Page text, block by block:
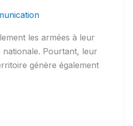
les armées à leur
nationale. Pourtant, leur
génère également